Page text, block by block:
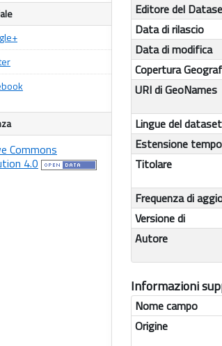
Editore del
Data di rilascio
Data di modifica
Copertura
URI di GeoNames
Lingue del dataset
Estensione
Titolare
Frequenza di
Versione di
Autore
Informazioni
Nome campo
Origine
Commons
4.0